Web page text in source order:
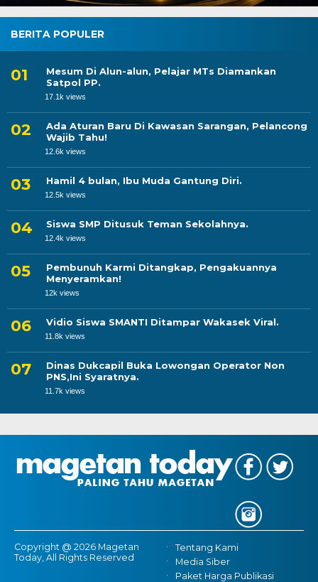
BERITA POPULER
Mesum Di Alun-alun, Pelajar MTs Diamankan
Satpol PP.
17.1k views
Ada Aturan Baru Di Kawasan Sarangan, Pelancong
Wajib Tahu!
12.6k views
Hamil 4 bulan, Ibu Muda Gantung Diri.
12.5k views
Siswa SMP Ditusuk Teman Sekolahnya.
12.4k views
Pembunuh Karmi Ditangkap, Pengakuannya
Menyeramkan!
12k views
Vidio Siswa SMANTI Ditampar Wakasek Viral.
11.8k views
Dinas Dukcapil Buka Lowongan Operator Non
PNS,Ini Syaratnya.
11.7k views
Copyright @ 2026 Magetan
Today, All Rights Reserved
Tentang Kami
Media Siber
Paket Harga Publikasi